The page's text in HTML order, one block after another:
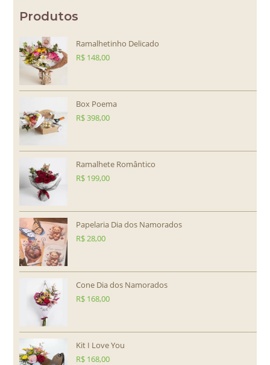
Produtos
Ramalhetinho Delicado
R$ 148,00
Box Poema
R$398,00
Ramalhete Romântico
R$ 199,00
Papelaria Dia dos Namorados
R$ 28,00
Cone Dia dos Namorados
R$ 168,00
Kit I Love You
R$ 168,00